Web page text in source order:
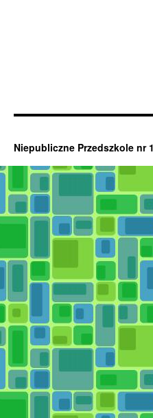
Niepubliczne Przedszkole nr